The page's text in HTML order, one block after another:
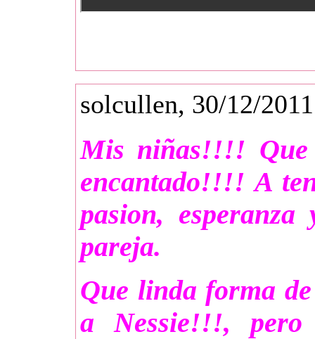
solcullen, 30/12/
Mis niñas!!!!
encantado!!!! A
pasion,
pareja.
Que linda forma
a Nessie!!!,